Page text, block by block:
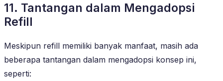
11. Tantangan dalam Mengadopsi
Refill
Meskipun refill memiliki banyak manfaat, masih ada
beberapa tantangan dalam mengadopsi konsep ini,
seperti: